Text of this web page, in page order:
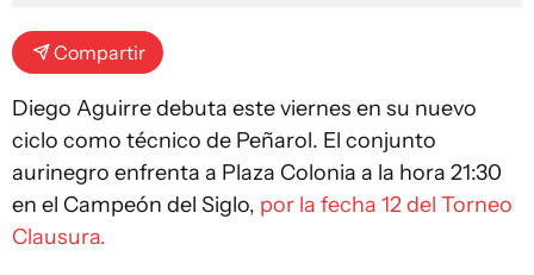
Compartir
Diego Aguirre debuta este viernes en su nuevo
ciclo como técnico de Peñarol. El conjunto
aurinegro enfrenta a Plaza Colonia a la hora 21:30
en el Campeón del Siglo, por la fecha 12 del Torneo
Clausura.